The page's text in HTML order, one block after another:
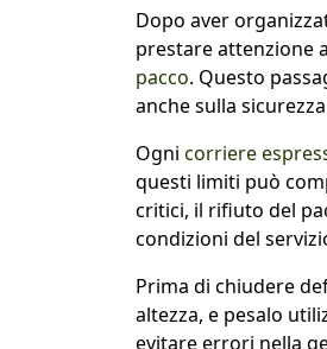
Dopo aver
prestare attenzione
pacco. Questo
anche sulla
Ogni corriere
questi limiti può
critici, il rifiuto del
condizioni del
Prima di chiudere
altezza, e pesalo
evitare errori nella